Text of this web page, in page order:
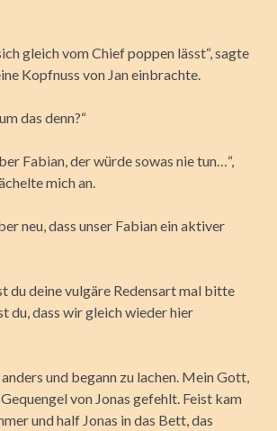
gleich vom Chief poppen lässt“, sagte
Kopfnuss von Jan einbrachte.
das denn?“
Fabian, der würde sowas nie tun…“,
mich an.
neu, dass unser Fabian ein aktiver
du deine vulgäre Redensart mal bitte
du, dass wir gleich wieder hier
und begann zu lachen. Mein Gott,
von Jonas gefehlt. Feist kam
und half Jonas in das Bett, das